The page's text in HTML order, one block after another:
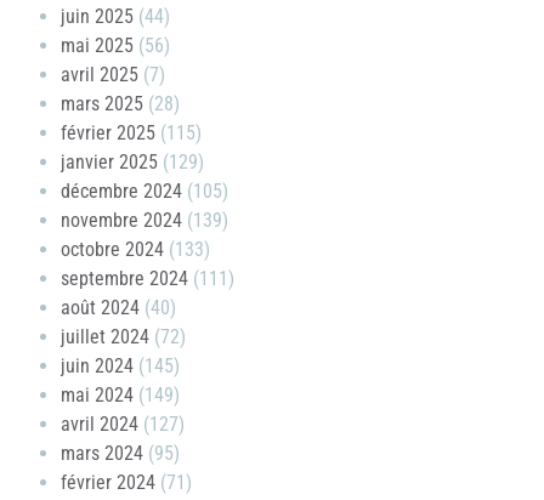
juin 2025 (44)
mai 2025 (56)
avril 2025 (7)
mars 2025 (28)
février 2025 (115)
janvier 2025 (129)
décembre 2024 (105)
novembre 2024 (139)
octobre 2024 (133)
septembre 2024 (111)
août 2024 (40)
juillet 2024 (72)
juin 2024 (145)
mai 2024 (149)
avril 2024 (127)
mars 2024 (95)
février 2024 (71)